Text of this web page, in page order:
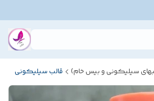
سیلیکونی و بیس خام) قالب سیلیکونی